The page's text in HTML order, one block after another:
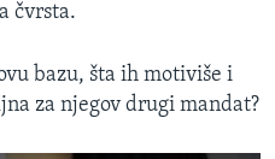
čvrsta.
bazu, šta ih motiviše i
za njegov drugi mandat?